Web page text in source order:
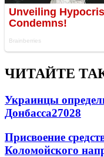
ЧИТАЙТЕ
Украинцы
Донбасса27028
Присвоение
Коломойского